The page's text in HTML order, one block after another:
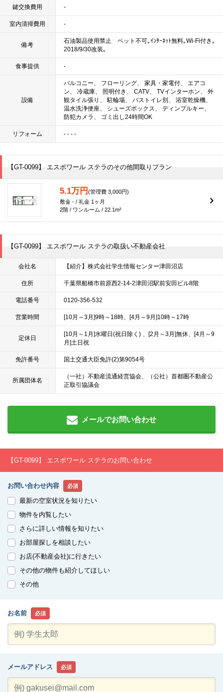
鍵交換費用 -
室内清掃費用 -
備考
石油製品使用禁止 ペット不可｡ｲﾝﾀｰﾈｯﾄ無料｡Wi-Fi付き｡
2018/9/30改装｡
食事提供 -
設備
バルコニー、 フローリング、 家具・家電付、 エアコ
ン、 冷蔵庫、 照明付き、 CATV、 TVインターホン、 外
観タイル張り、 駐輪場、 バストイレ別、 浴室乾燥機、
温水洗浄便座、 シューズボックス、 ディンプルキー、
防犯カメラ、 ゴミ出し24時間OK
リフォーム - - - -
【GT-0099】 エスポワール ステラのその他間取りプラン
5.1万円 (管理費 3,000円)
敷金 - / 礼金 1ヶ月
2階 / ワンルーム / 22.1m²
【GT-0099】 エスポワール ステラの取扱い不動産会社
会社名 【紹介】株式会社学生情報センター津田沼店
住所 千葉県船橋市前原西2-14-2津田沼駅前安田ビル8階
電話番号 0120-356-532
営業時間 [10月～3月]9時～18時、[4月～9月]10時～17時
定休日
[10月～1月]水曜日(祝日除く) 、[2月～3月]無休、[4月～9
月]土日祝
免許番号 国土交通大臣免許(2)第9054号
所属団体名
（一社）不動産流通経営協会、（公社）首都圏不動産公
正取引協議会
メールでお問い合わせ
【GT-0099】 エスポワール ステラのお問い合わせ
お問い合わせ内容 必須
最新の空室状況を知りたい
物件を内覧したい
さらに詳しい情報を知りたい
お部屋探しを相談したい
お店(不動産会社)に行きたい
その他の物件も紹介してほしい
その他
お名前 必須
メールアドレス 必須